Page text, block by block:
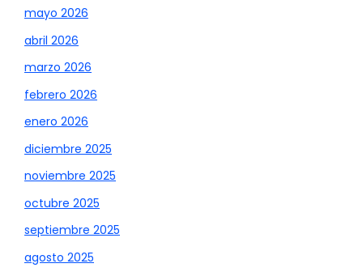
mayo 2026
abril 2026
marzo 2026
febrero 2026
enero 2026
diciembre 2025
noviembre 2025
octubre 2025
septiembre 2025
agosto 2025